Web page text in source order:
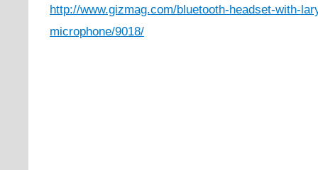
http://www.gizmag.com/bluetooth-headset-with-
microphone/9018/